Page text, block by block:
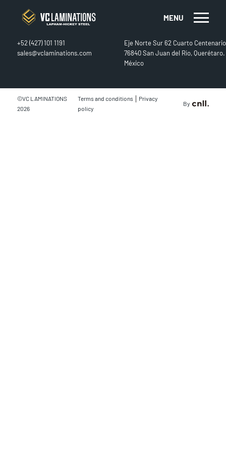
MENU
CONTACT
+52 (427) 101 1191
sales@vclaminations.com
Eje Norte Sur 62 Cuarto Centenario
76840 San Juan del Río, Querétaro.
México
©VC LAMINATIONS
2026
Terms and conditions | Privacy
policy
By